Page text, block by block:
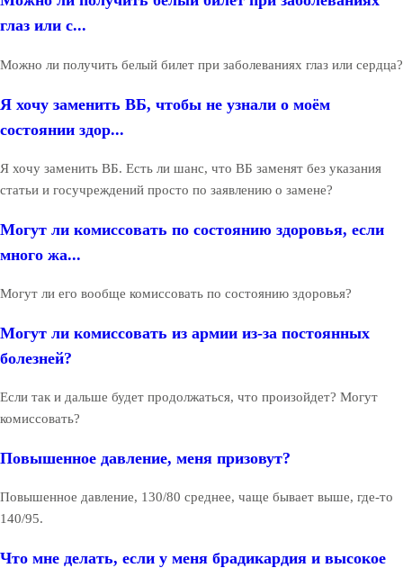
глаз или с...
Можно ли получить белый билет при заболеваниях глаз или сердца?
Я хочу заменить ВБ, чтобы не узнали о моём
состоянии здор...
Я хочу заменить ВБ. Есть ли шанс, что ВБ заменят без указания
статьи и госучреждений просто по заявлению о замене?
Могут ли комиссовать по состоянию здоровья, если
много жа...
Могут ли его вообще комиссовать по состоянию здоровья?
Могут ли комиссовать из армии из-за постоянных
болезней?
Если так и дальше будет продолжаться, что произойдет? Могут
комиссовать?
Повышенное давление, меня призовут?
Повышенное давление, 130/80 среднее, чаще бывает выше, где-то
140/95.
Что мне делать, если у меня брадикардия и высокое